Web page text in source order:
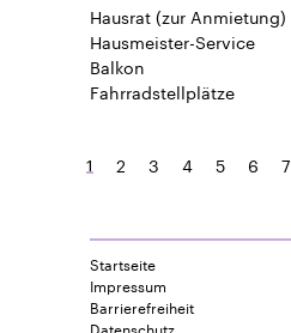
Hausrat(zur Anmietung)
Hausmeister-Service
Balkon
Fahrradstellplätze
1 2 3 4 5 6 7
Startseite
Impressum
Barrierefreiheit
Datenschutz